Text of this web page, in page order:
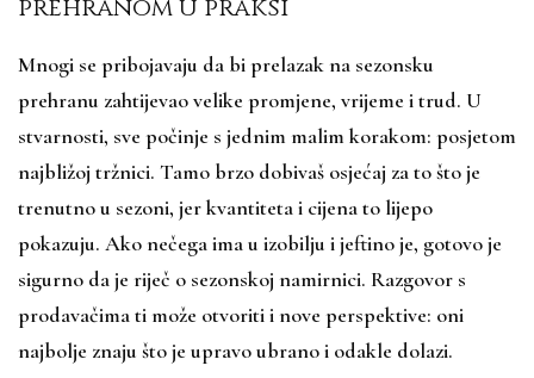
prehranom u praksi
Mnogi se pribojavaju da bi prelazak na sezonsku
prehranu zahtijevao velike promjene, vrijeme i trud. U
stvarnosti, sve počinje s jednim malim korakom: posjetom
najbližoj tržnici. Tamo brzo dobivaš osjećaj za to što je
trenutno u sezoni, jer kvantiteta i cijena to lijepo
pokazuju. Ako nečega ima u izobilju i jeftino je, gotovo je
sigurno da je riječ o sezonskoj namirnici. Razgovor s
prodavačima ti može otvoriti i nove perspektive: oni
najbolje znaju što je upravo ubrano i odakle dolazi.